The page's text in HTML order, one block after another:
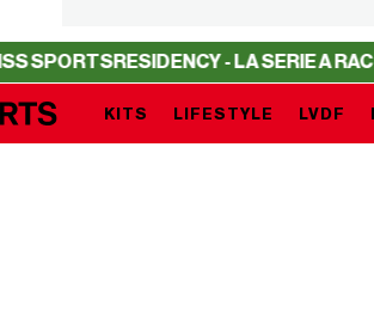
RESIDENCY - LA SERIE A RACCONTATA
KITS LIFESTYLE LVDF